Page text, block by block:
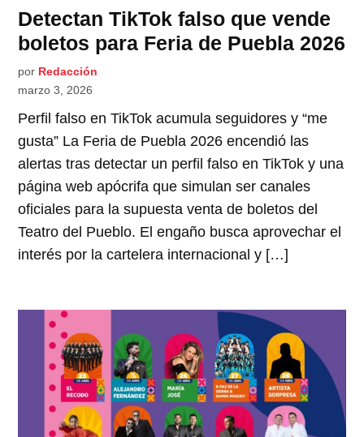
Detectan TikTok falso que vende
boletos para Feria de Puebla 2026
por Redacción
marzo 3, 2026
Perfil falso en TikTok acumula seguidores y “me
gusta” La Feria de Puebla 2026 encendió las
alertas tras detectar un perfil falso en TikTok y una
página web apócrifa que simulan ser canales
oficiales para la supuesta venta de boletos del
Teatro del Pueblo. El engaño busca aprovechar el
interés por la cartelera internacional y […]